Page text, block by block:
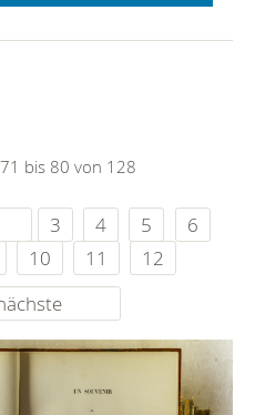
bis 80 von 128
3 4 5
6
10 11
12